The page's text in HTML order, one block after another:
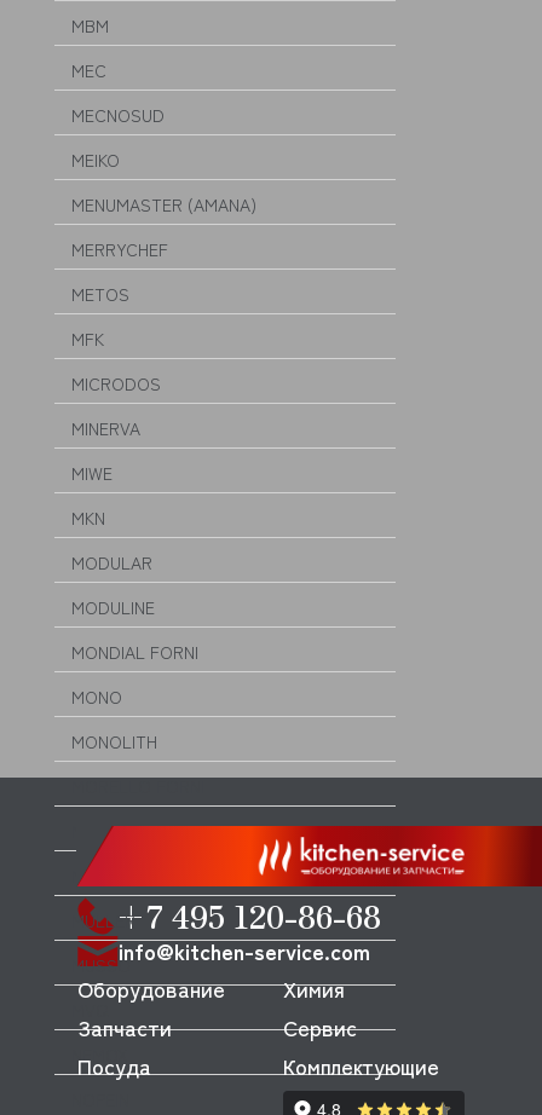
MBM
MEC
MECNOSUD
MEIKO
MENUMASTER (AMANA)
MERRYCHEF
METOS
MFK
MICRODOS
MINERVA
MIWE
MKN
MODULAR
MODULINE
MONDIAL FORNI
MONO
MONOLITH
MORETTI
MORICE
MULLER
MUSSO
NEMOX
+7 495 120-86-68
info@kitchen-service.com
Оборудование
Запчасти
Посуда
Химия
Сервис
Комплектующие